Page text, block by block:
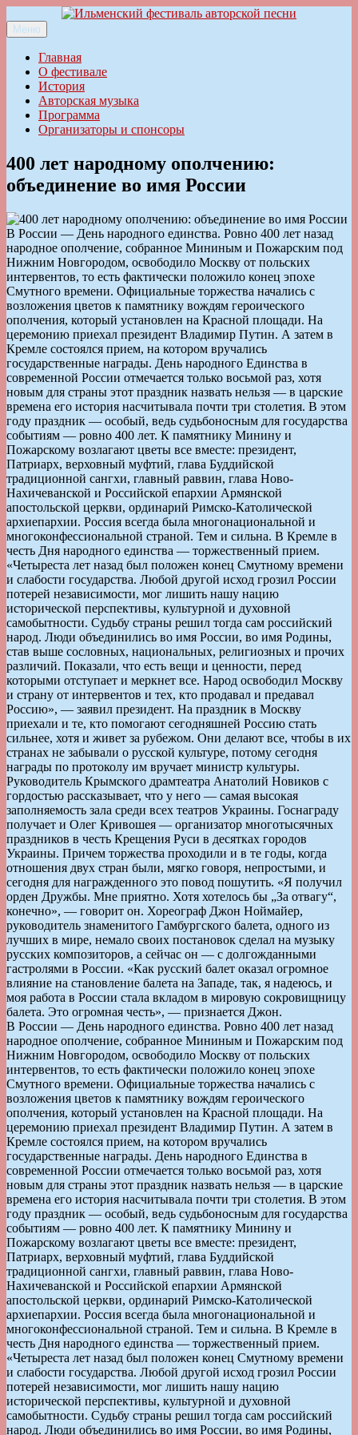
к
содержимому
Ильменский фестиваль авторской песни
Меню
Главная
О фестивале
История
Авторская музыка
Программа
Организаторы и спонсоры
400 лет народному ополчению:
объединение во имя России
В России — День народного единства. Ровно 400 лет назад
народное ополчение, собранное Мининым и Пожарским под
Нижним Новгородом, освободило Москву от польских
интервентов, то есть фактически положило конец эпохе
Смутного времени. Официальные торжества начались с
возложения цветов к памятнику вождям героического
ополчения, который установлен на Красной площади. На
церемонию приехал президент Владимир Путин. А затем в
Кремле состоялся прием, на котором вручались
государственные награды. День народного Единства в
современной России отмечается только восьмой раз, хотя
новым для страны этот праздник назвать нельзя — в царские
времена его история насчитывала почти три столетия. В этом
году праздник — особый, ведь судьбоносным для государства
событиям — ровно 400 лет. К памятнику Минину и
Пожарскому возлагают цветы все вместе: президент,
Патриарх, верховный муфтий, глава Буддийской
традиционной сангхи, главный раввин, глава Ново-
Нахичеванской и Российской епархии Армянской
апостольской церкви, ординарий Римско-Католической
архиепархии. Россия всегда была многонациональной и
многоконфессиональной страной. Тем и сильна. В Кремле в
честь Дня народного единства — торжественный прием.
«Четыреста лет назад был положен конец Смутному времени
и слабости государства. Любой другой исход грозил России
потерей независимости, мог лишить нашу нацию
исторической перспективы, культурной и духовной
самобытности. Судьбу страны решил тогда сам российский
народ. Люди объединились во имя России, во имя Родины,
став выше сословных, национальных, религиозных и прочих
различий. Показали, что есть вещи и ценности, перед
которыми отступает и меркнет все. Народ освободил Москву
и страну от интервентов и тех, кто продавал и предавал
Россию», — заявил президент. На праздник в Москву
приехали и те, кто помогают сегодняшней Россию стать
сильнее, хотя и живет за рубежом. Они делают все, чтобы в их
странах не забывали о русской культуре, потому сегодня
награды по протоколу им вручает министр культуры.
Руководитель Крымского драмтеатра Анатолий Новиков с
гордостью рассказывает, что у него — самая высокая
заполняемость зала среди всех театров Украины. Госнаграду
получает и Олег Кривошея — организатор многотысячных
праздников в честь Крещения Руси в десятках городов
Украины. Причем торжества проходили и в те годы, когда
отношения двух стран были, мягко говоря, непростыми, и
сегодня для награжденного это повод пошутить. «Я получил
орден Дружбы. Мне приятно. Хотя хотелось бы „За отвагу“,
конечно», — говорит он. Хореограф Джон Ноймайер,
руководитель знаменитого Гамбургского балета, одного из
лучших в мире, немало своих постановок сделал на музыку
русских композиторов, а сейчас он — с долгожданными
гастролями в России. «Как русский балет оказал огромное
влияние на становление балета на Западе, так, я надеюсь, и
моя работа в России стала вкладом в мировую сокровищницу
балета. Это огромная честь», — признается Джон.
В России — День народного единства. Ровно 400 лет назад
народное ополчение, собранное Мининым и Пожарским под
Нижним Новгородом, освободило Москву от польских
интервентов, то есть фактически положило конец эпохе
Смутного времени. Официальные торжества начались с
возложения цветов к памятнику вождям героического
ополчения, который установлен на Красной площади. На
церемонию приехал президент Владимир Путин. А затем в
Кремле состоялся прием, на котором вручались
государственные награды. День народного Единства в
современной России отмечается только восьмой раз, хотя
новым для страны этот праздник назвать нельзя — в царские
времена его история насчитывала почти три столетия. В этом
году праздник — особый, ведь судьбоносным для государства
событиям — ровно 400 лет. К памятнику Минину и
Пожарскому возлагают цветы все вместе: президент,
Патриарх, верховный муфтий, глава Буддийской
традиционной сангхи, главный раввин, глава Ново-
Нахичеванской и Российской епархии Армянской
апостольской церкви, ординарий Римско-Католической
архиепархии. Россия всегда была многонациональной и
многоконфессиональной страной. Тем и сильна. В Кремле в
честь Дня народного единства — торжественный прием.
«Четыреста лет назад был положен конец Смутному времени
и слабости государства. Любой другой исход грозил России
потерей независимости, мог лишить нашу нацию
исторической перспективы, культурной и духовной
самобытности. Судьбу страны решил тогда сам российский
народ. Люди объединились во имя России, во имя Родины,